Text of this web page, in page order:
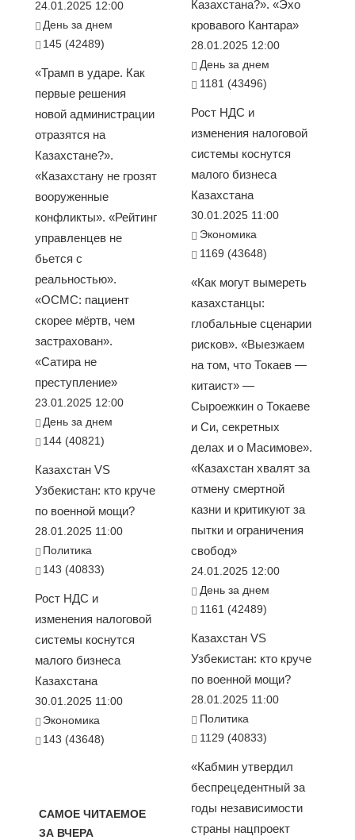
24.01.2025 12:00
День за днем
145 (42489)
«Трамп в ударе. Как
первые решения
новой администрации
отразятся на
Казахстане?».
«Казахстану не грозят
вооруженные
конфликты». «Рейтинг
управленцев не
бьется с
реальностью».
«ОСМС: пациент
скорее мёртв, чем
застрахован».
«Сатира не
преступление»
23.01.2025 12:00
День за днем
144 (40821)
Казахстан VS
Узбекистан: кто круче
по военной мощи?
28.01.2025 11:00
Политика
143 (40833)
Рост НДС и
изменения налоговой
системы коснутся
малого бизнеса
Казахстана
30.01.2025 11:00
Экономика
143 (43648)
САМОЕ ЧИТАЕМОЕ
ЗА ВЧЕРА
Казахстана?». «Эхо
кровавого Кантара»
28.01.2025 12:00
День за днем
1181 (43496)
Рост НДС и
изменения налоговой
системы коснутся
малого бизнеса
Казахстана
30.01.2025 11:00
Экономика
1169 (43648)
«Как могут вымереть
казахстанцы:
глобальные сценарии
рисков». «Выезжаем
на том, что Токаев —
китаист» —
Сыроежкин о Токаеве
и Си, секретных
делах и о Масимове».
«Казахстан хвалят за
отмену смертной
казни и критикуют за
пытки и ограничения
свобод»
24.01.2025 12:00
День за днем
1161 (42489)
Казахстан VS
Узбекистан: кто круче
по военной мощи?
28.01.2025 11:00
Политика
1129 (40833)
«Кабмин утвердил
беспрецедентный за
годы независимости
страны нацпроект